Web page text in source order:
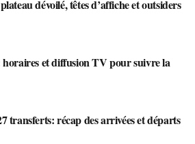
dévoilé, têtes d’affiche et outsiders
et diffusion TV pour suivre la
transferts: récap des arrivées et départs